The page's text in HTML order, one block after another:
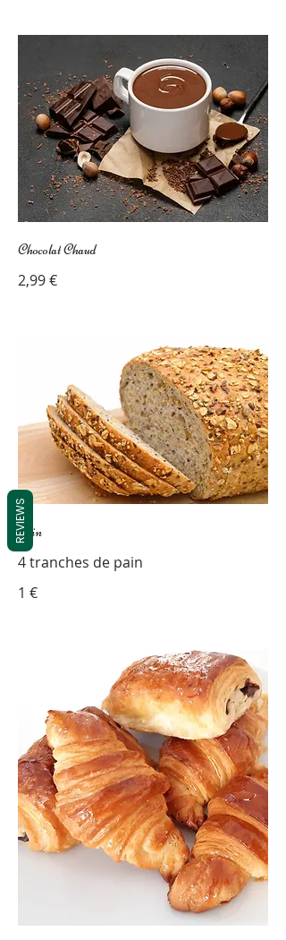
Chocolat Chaud
2,99 €
Pain
4 tranches de pain
1 €
REVIEWS